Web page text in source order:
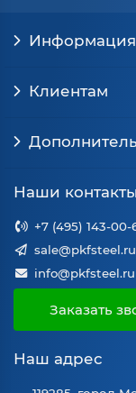
Информация
Клиентам
Наши контакты
+7 (495) 143-00-
sale@pkfsteel.ru
info@pkfsteel.ru
Заказать
Наш адрес